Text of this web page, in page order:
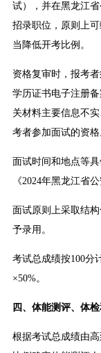
试），并在黑龙江
招录职位，原则上
当降低开考比例。
资格复审时，报考
学历证书电子注册
关材料主要信息不
考者参加面试的资格
面试时间和地点等
《2024年黑龙江省
面试原则上采取结
予录用。
考试总成绩按100分
×50%。
四、体能测评、体
根据考试总成绩由